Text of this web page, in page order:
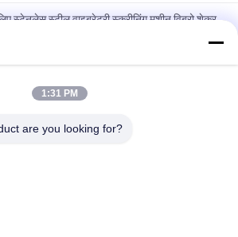
स्टेनलेस स्टील वाइब्रेटरी स्क्रीनिंग मशीन विब्रो शेकर
जो बारीक और मोटी सामग्री को अलग करने के लिए
का उपयोग करती है
की स्क्रीनिंग के लिए त्रि-आयामी गति प्रक्षेपवक्र के साथ
1:31 PM
are you looking for?